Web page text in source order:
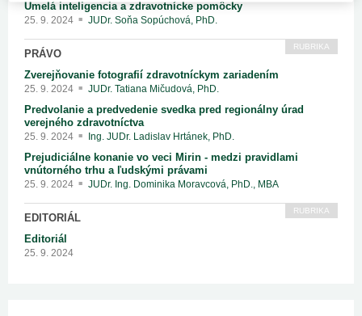
Umelá inteligencia a zdravotnícke pomôcky
25. 9. 2024 JUDr. Soňa Sopúchová, PhD.
PRÁVO
RUBRIKA
Zverejňovanie fotografií zdravotníckym zariadením
25. 9. 2024 JUDr. Tatiana Mičudová, PhD.
Predvolanie a predvedenie svedka pred regionálny úrad
verejného zdravotníctva
25. 9. 2024 Ing. JUDr. Ladislav Hrtánek, PhD.
Prejudiciálne konanie vo veci Mirin - medzi pravidlami
vnútorného trhu a ľudskými právami
25. 9. 2024 JUDr. Ing. Dominika Moravcová, PhD., MBA
EDITORIÁL
RUBRIKA
Editoriál
25. 9. 2024